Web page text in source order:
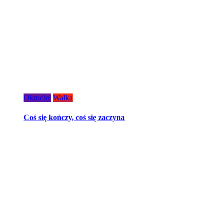
Okruchy Walka
Coś się kończy, coś się zaczyna